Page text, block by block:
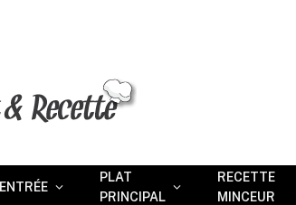
ENTRÉE
PLAT
PRINCIPAL
RECETTE
MINCEUR